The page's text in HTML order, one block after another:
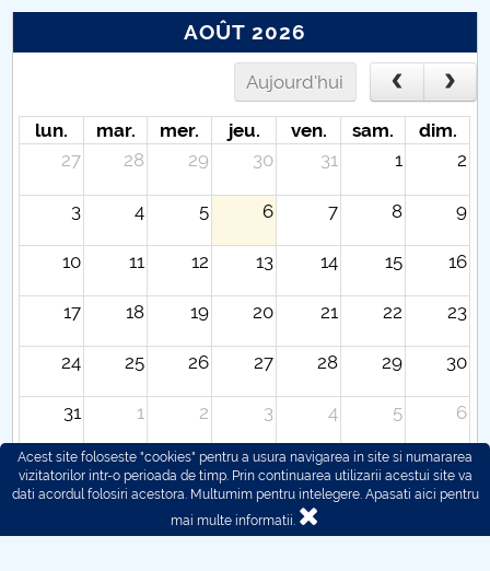
AOÛT 2026
Aujourd'hui
lun. mar. mer. jeu. ven. sam.
dim.
27
28 29 30 31 1 2
3 4 5 6 7 8 9
10 11 12 13 14 15 16
17 18 19 20 21 22 23
24 25 26 27 28 29 30
31 1 2 3 4 5 6
Acest site foloseste "cookies" pentru a usura navigarea in site si numararea
vizitatorilor intr-o perioada de timp. Prin continuarea utilizarii acestui site va
dati acordul folosiri acestora. Multumim pentru intelegere. Apasati aici pentru
mai multe informatii.